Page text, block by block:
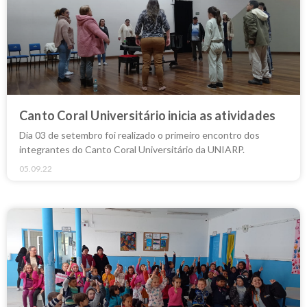
Canto Coral Universitário inicia as atividades
Dia 03 de setembro foi realizado o primeiro encontro dos
integrantes do Canto Coral Universitário da UNIARP.
05.09.22